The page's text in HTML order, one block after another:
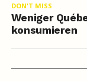
DON'T MISS
Weniger
konsumieren